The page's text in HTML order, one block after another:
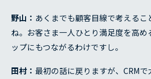
野山： あくまでも顧客目線で考えるこ
ね。お客さま一人ひとり満足度を高め
ップにもつながるわけですし。
田村： 最初の話に戻りますが、CRM